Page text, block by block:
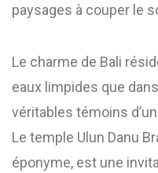
paysages à couper le
Le charme de Bali
eaux limpides que
véritables témoins
Le temple Ulun Danu
éponyme, est une